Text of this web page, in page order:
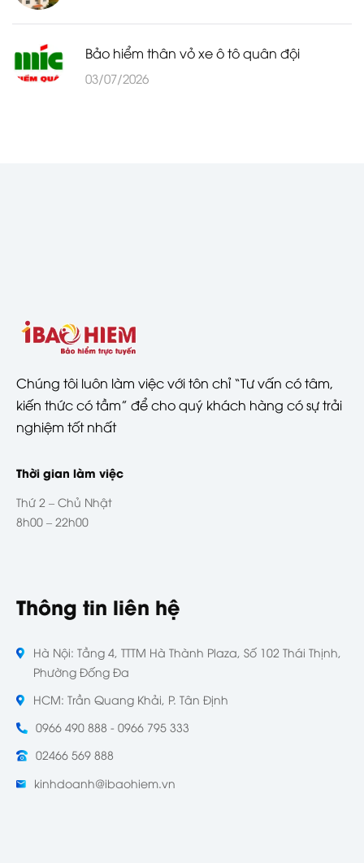
Bảo hiểm thân vỏ xe ô tô quân đội
03/07/2026
Chúng tôi luôn làm việc với tôn chỉ “Tư vấn có tâm,
kiến thức có tầm” để cho quý khách hàng có sự trải
nghiệm tốt nhất
Thời gian làm việc
Thứ 2 – Chủ Nhật
8h00 – 22h00
Thông tin liên hệ
Hà Nội: Tầng 4, TTTM Hà Thành Plaza, Số 102 Thái Thịnh,
Phường Đống Đa
HCM: Trần Quang Khải, P. Tân Định
0966 490 888 - 0966 795 333
02466 569 888
kinhdoanh@ibaohiem.vn